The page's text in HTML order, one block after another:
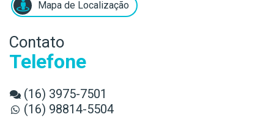
Mapa de Localização
Contato
Telefone
(16) 3975-7501
(16) 98814-5504